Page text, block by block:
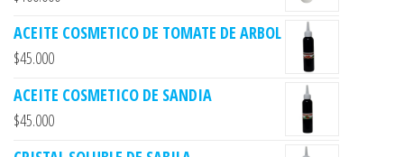
ACEITE COSMETICO DE TOMATE DE ARBOL
$45.000
ACEITE COSMETICO DE SANDIA
$45.000